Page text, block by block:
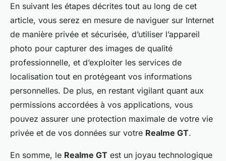
En suivant les étapes décrites tout au long de cet
article, vous serez en mesure de naviguer sur Internet
de manière privée et sécurisée, d’utiliser l’appareil
photo pour capturer des images de qualité
professionnelle, et d’exploiter les services de
localisation tout en protégeant vos informations
personnelles. De plus, en restant vigilant quant aux
permissions accordées à vos applications, vous
pouvez assurer une protection maximale de votre vie
privée et de vos données sur votre Realme GT.
En somme, le Realme GT est un joyau technologique